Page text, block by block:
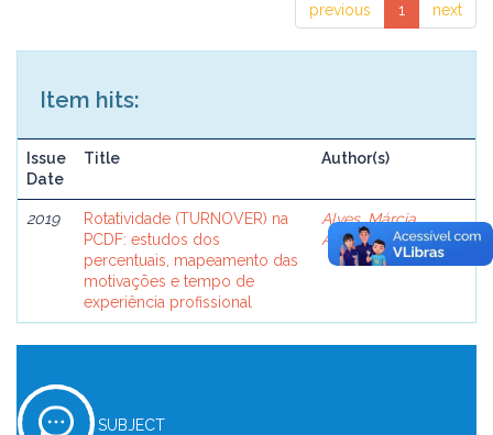
previous 1 next
Item hits:
Issue
Date
Title Author(s)
2019
Rotatividade (TURNOVER) na
PCDF: estudos dos
percentuais, mapeamento das
motivações e tempo de
experiência profissional
Alves, Márcia
Aparecida
SUBJECT